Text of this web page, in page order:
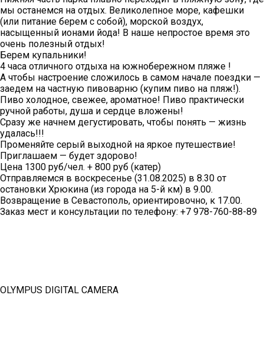
мы останемся на отдых. Великолепное море, кафешки
(или питание берем с собой), морской воздух,
насыщенный ионами йода! В наше непростое время это
очень полезный отдых!
Берем купальники!
4 часа отличного отдыха на южнобережном пляже !
А чтобы настроение сложилось в самом начале поездки —
заедем на частную пивоварню (купим пиво на пляж!).
Пиво холодное, свежее, ароматное! Пиво практически
ручной работы, душа и сердце вложены!
Сразу же начнем дегустировать, чтобы понять — жизнь
удалась!!!
Променяйте серый выходной на яркое путешествие!
Приглашаем — будет здорово!
Цена 1300 руб/чел. + 800 руб (катер)
Отправляемся в воскресенье (31.08.2025) в 8.30 от
остановки Хрюкина (из города на 5-й км) в 9.00.
Возвращение в Севастополь, ориентировочно, к 17.00.
Заказ мест и консультации по телефону: +7 978-760-88-89
OLYMPUS DIGITAL CAMERA